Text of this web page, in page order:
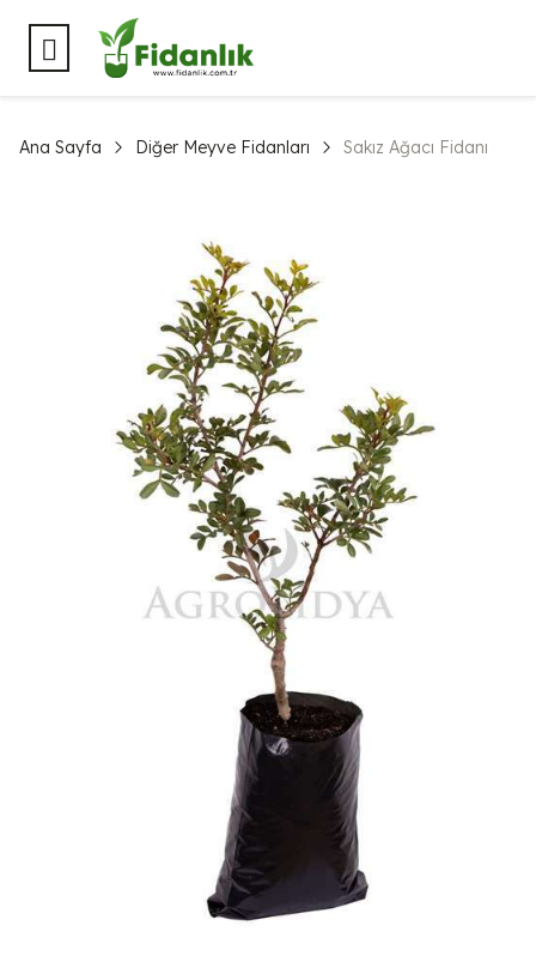
Ana Sayfa Diğer Meyve Fidanları Sakız Ağacı Fidanı